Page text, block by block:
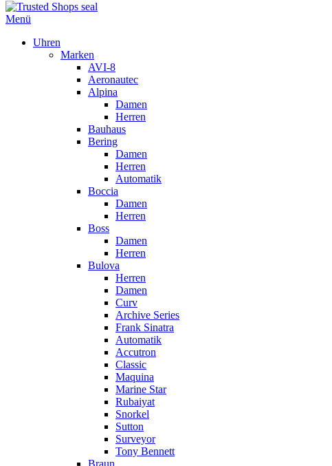
Menü
Uhren
Marken
AVI-8
Aeronautec
Alpina
Damen
Herren
Bauhaus
Bering
Damen
Herren
Automatik
Boccia
Damen
Herren
Boss
Damen
Herren
Bulova
Herren
Damen
Curv
Archive Series
Frank Sinatra
Automatik
Accutron
Classic
Maquina
Marine Star
Rubaiyat
Snorkel
Sutton
Surveyor
Tony Bennett
Braun